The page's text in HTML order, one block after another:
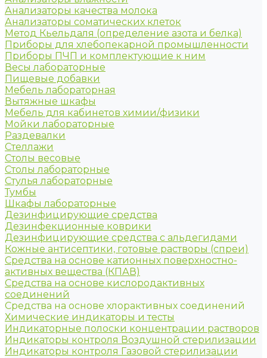
Анализаторы качества молока
Анализаторы соматических клеток
Метод Кьельдаля (определение азота и белка)
Приборы для хлебопекарной промышленности
Приборы ПЧП и комплектующие к ним
Весы лабораторные
Пищевые добавки
Мебель лабораторная
Вытяжные шкафы
Мебель для кабинетов химии/физики
Мойки лабораторные
Раздевалки
Стеллажи
Столы весовые
Столы лабораторные
Стулья лабораторные
Тумбы
Шкафы лабораторные
Дезинфицирующие средства
Дезинфекционные коврики
Дезинфицирующие средства с альдегидами
Кожные антисептики, готовые растворы (спреи)
Средства на основе катионных поверхностно-
активных вещества (КПАВ)
Средства на основе кислородактивных
соединений
Средства на основе хлорактивных соединений
Химические индикаторы и тесты
Индикаторные полоски концентрации растворов
Индикаторы контроля Воздушной стерилизации
Индикаторы контроля Газовой стерилизации